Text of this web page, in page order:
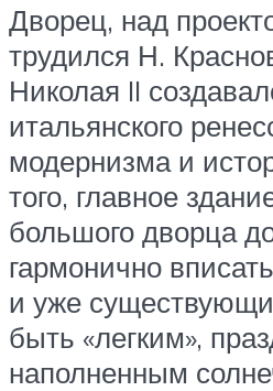
Дворец, над
трудился Н.
Николая II
итальянского
модернизма и
того, главное
большого дворца
гармонично
и уже
быть «легким»,
наполненным